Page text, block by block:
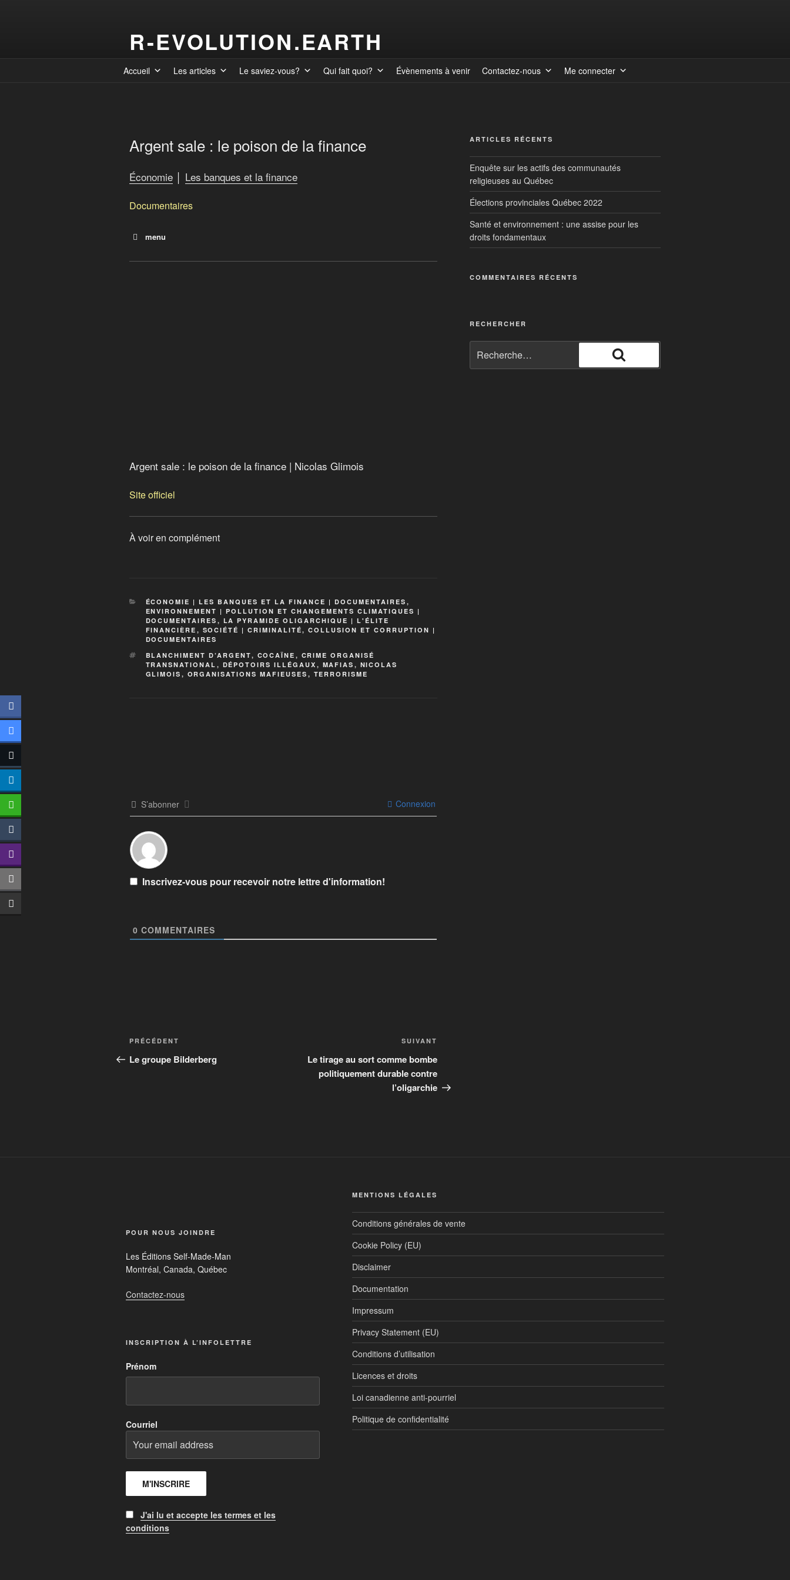
R-EVOLUTION.EARTH
Accueil Les articles Le saviez-vous? Qui fait quoi? Évènements à venir Contactez-nous Me connecter
Argent sale : le poison de la finance
Économie │ Les banques et la finance
Documentaires
menu
Argent sale : le poison de la finance | Nicolas Glimois
Site officiel
À voir en complément
ÉCONOMIE | LES BANQUES ET LA FINANCE | DOCUMENTAIRES ,
ENVIRONNEMENT | POLLUTION ET CHANGEMENTS CLIMATIQUES |
DOCUMENTAIRES , LA PYRAMIDE OLIGARCHIQUE | L'ÉLITE
FINANCIÈRE , SOCIÉTÉ | CRIMINALITÉ, COLLUSION ET CORRUPTION |
DOCUMENTAIRES
BLANCHIMENT D’ARGENT, COCAÏNE , CRIME ORGANISÉ
TRANSNATIONAL , DÉPOTOIRS ILLÉGAUX , MAFIAS , NICOLAS
GLIMOIS , ORGANISATIONS MAFIEUSES , TERRORISME
S’abonner Connexion
Inscrivez-vous pour recevoir notre lettre d'information!
0 COMMENTAIRES
PRÉCÉDENT
Le groupe Bilderberg
SUIVANT
Le tirage au sort comme bombe
politiquement durable contre
l’oligarchie
ARTICLES RÉCENTS
Enquête sur les actifs des communautés
religieuses au Québec
Élections provinciales Québec 2022
Santé et environnement : une assise pour les
droits fondamentaux
COMMENTAIRES RÉCENTS
RECHERCHER
POUR NOUS JOINDRE
Les Éditions Self-Made-Man
Montréal, Canada, Québec
Contactez-nous
INSCRIPTION À L’INFOLETTRE
Prénom
Courriel
J'ai lu et accepte les termes et les
conditions
MENTIONS LÉGALES
Conditions générales de vente
Cookie Policy (EU)
Disclaimer
Documentation
Impressum
Privacy Statement (EU)
Conditions d’utilisation
Licences et droits
Loi canadienne anti-pourriel
Politique de confidentialité